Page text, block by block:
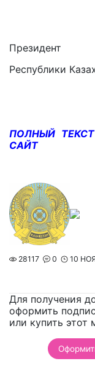
Президент
Республики
ПОЛНЫЙ
САЙТ
28117 0 10
Для получения
оформить
или купить этот